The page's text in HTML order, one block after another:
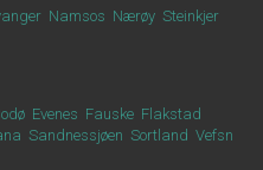
Namsos Nærøy Steinkjer
Evenes Fauske Flakstad
Sandnessjøen Sortland Vefsn